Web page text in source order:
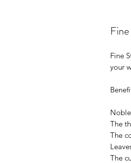
Fine
your
The
The
The